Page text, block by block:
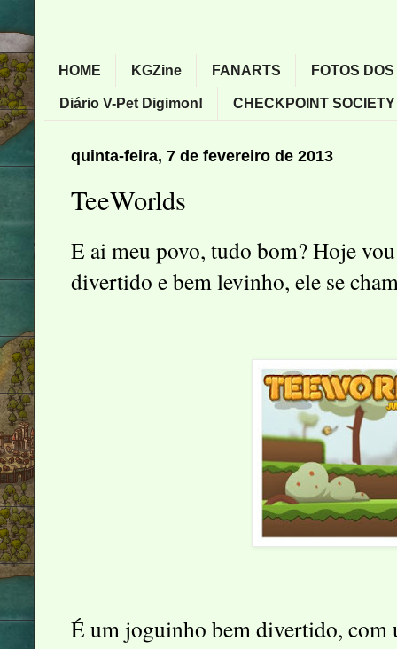
HOME KGZine FANARTS FOTOS
Diário V-Pet Digimon! CHECKPOINT SOCIETY
quinta-feira, 7 de fevereiro de 2013
TeeWorlds
E ai meu povo, tudo bom? Hoje
divertido e bem levinho, ele se
É um joguinho bem divertido, com